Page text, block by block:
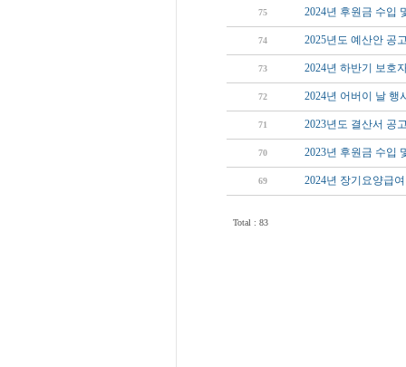
75 2024년 후원금 수입
74 2025년도 예산안 공
73 2024년 하반기 보호
72 2024년 어버이 날 행
71 2023년도 결산서 공
70 2023년 후원금 수입
69 2024년 장기요양급
Total : 83